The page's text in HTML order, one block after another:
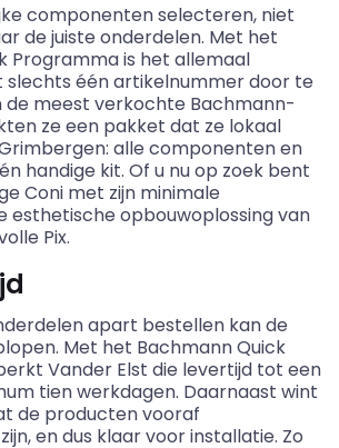
componenten selecteren, niet
de juiste onderdelen. Met het
Programma is het allemaal
slechts één artikelnummer door te
de meest verkochte Bachmann-
ze een pakket dat ze lokaal
alle componenten en
handige kit. Of u nu op zoek bent
Coni met zijn minimale
esthetische opbouwoplossing van
Pix.
apart bestellen kan de
Met het BachmannQuick
Vander Elst die levertijd tot een
tien werkdagen. Daarnaast wint
de producten vooraf
en dus klaar voor installatie. Zo